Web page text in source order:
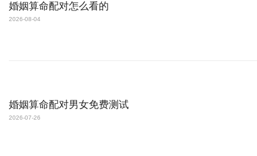
婚姻算命配对怎么看的
2026-08-04
婚姻算命配对男女免费测试
2026-07-26